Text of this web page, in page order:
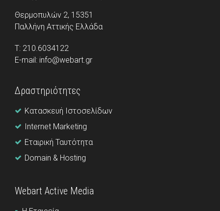
Θερμοπυλών 2, 15351
Παλλήνη Aττικής Ελλάδα
Τ: 210.6034122
E-mail: info@webart.gr
Δραστηριότητες
Κατασκευή Ιστοσελίδων
Internet Marketing
Εταιρική Ταυτότητα
Domain & Hosting
Webart Active Media